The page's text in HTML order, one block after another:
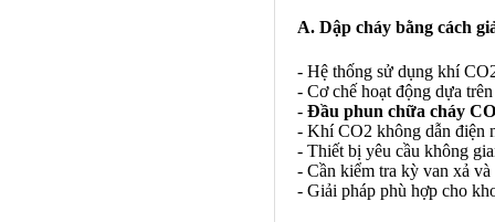
A. Dập cháy bằng cách
- Hệ thống sử dụng khí
- Cơ chế hoạt động dựa
- Đầu phun chữa cháy
- Khí CO2 không dẫn điện
- Thiết bị yêu cầu không
- Cần kiểm tra kỳ van xả
- Giải pháp phù hợp cho